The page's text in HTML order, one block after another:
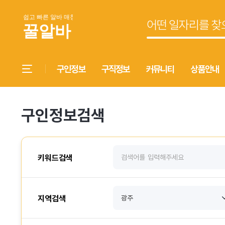
구인정보 구직정보 커뮤니티 상품안내
구인정보검색
키워드검색
지역검색